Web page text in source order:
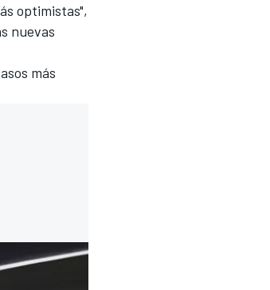
optimistas",
nuevas
más